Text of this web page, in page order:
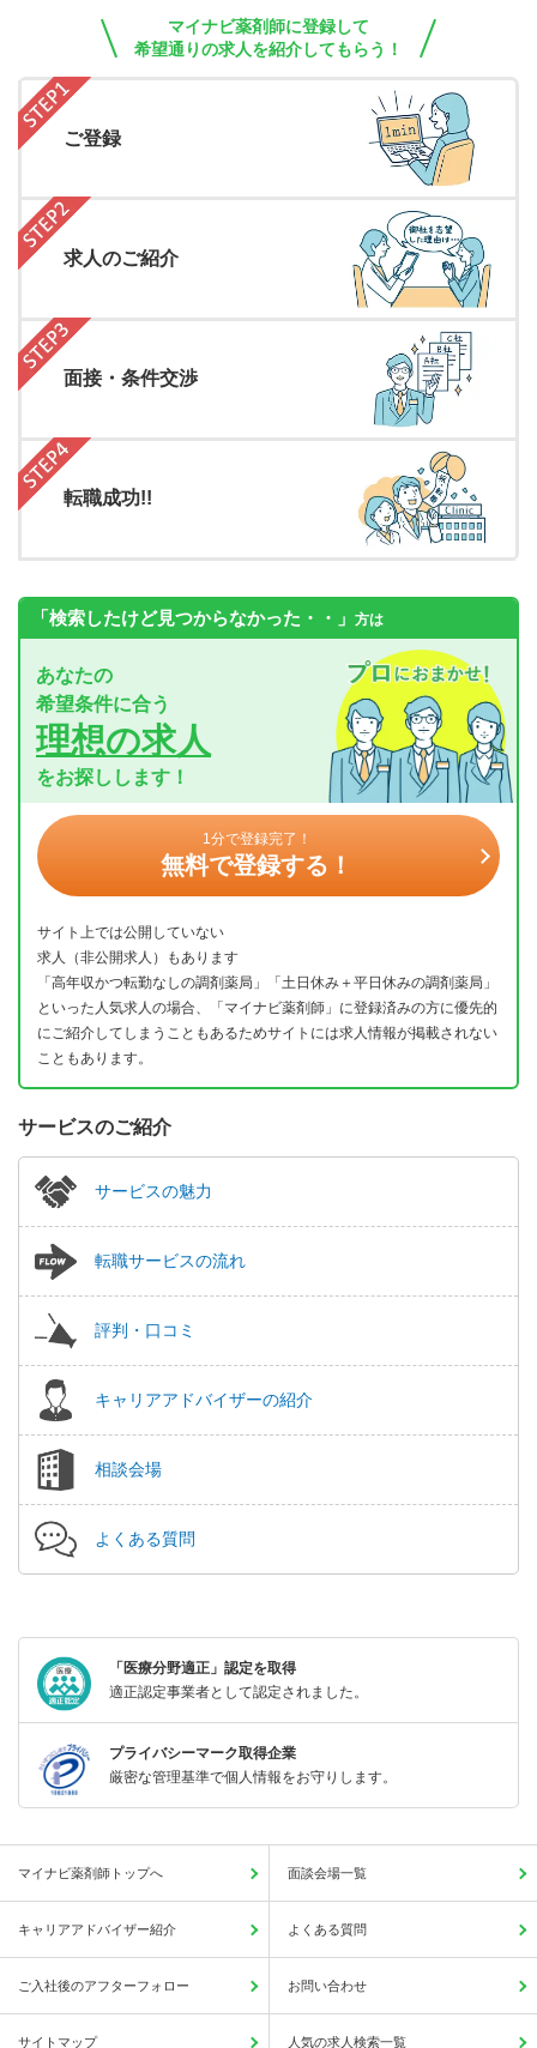
マイナビ薬剤師に登録して
希望通りの求人を紹介してもらう！
ご登録
求人のご紹介
面接・条件交渉
転職成功!!
「検索したけど見つからなかった・・」 方は
あなたの
希望条件に合う
理想の求人
をお探しします！
1分で登録完了！
無料で登録する！
サイト上では公開していない
求人（非公開求人）もあります
「高年収かつ転勤なしの調剤薬局」「土日休み＋平日休みの調剤薬局」
といった人気求人の場合、「マイナビ薬剤師」に登録済みの方に優先的
にご紹介してしまうこともあるためサイトには求人情報が掲載されない
こともあります。
サービスのご紹介
サービスの魅力
転職サービスの流れ
評判・口コミ
キャリアアドバイザーの紹介
相談会場
よくある質問
「医療分野適正」認定を取得
適正認定事業者として認定されました。
プライバシーマーク取得企業
厳密な管理基準で個人情報をお守りします。
マイナビ薬剤師トップへ 面談会場一覧
キャリアアドバイザー紹介 よくある質問
ご入社後のアフターフォロー お問い合わせ
サイトマップ 人気の求人検索一覧